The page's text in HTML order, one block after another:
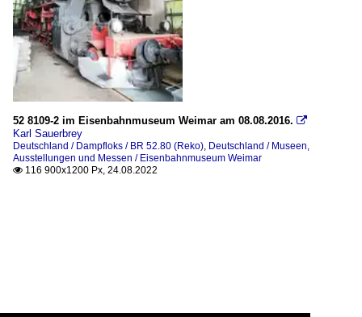
52 8109-2 im Eisenbahnmuseum Weimar am 08.08.2016. 
Karl Sauerbrey
Deutschland / Dampfloks / BR 52.80 (Reko), Deutschland / Museen,
Ausstellungen und Messen / Eisenbahnmuseum Weimar
 116 900x1200 Px, 24.08.2022